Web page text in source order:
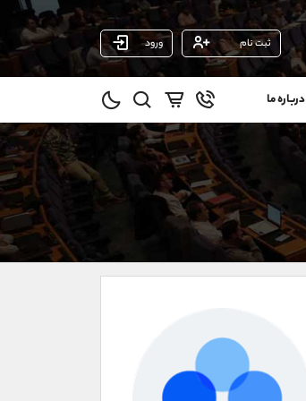
ثبت نام ورود
درباره ما
(ایمان پوراسماعیلی)
09927779040
شروع گفتگو
@Armteam_admin_por
021-22021030
021-22021040
@alirezamehrabi_com
@alirezamehrabi_official